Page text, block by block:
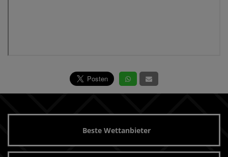
Beste Wettanbieter